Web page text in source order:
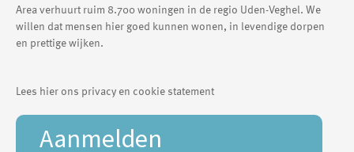
Area verhuurt ruim 8.700 woningen in de regio Uden-Veghel. We
willen dat mensen hier goed kunnen wonen, in levendige dorpen
en prettige wijken.
Lees hier ons privacy en cookie statement
Aanmelden